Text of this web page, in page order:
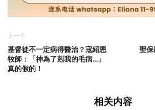
上一个
基督徒不一定病得醫治？寇紹恩
牧師：「神為了剋我的毛病…」
真的假的！
聖保
相关内容